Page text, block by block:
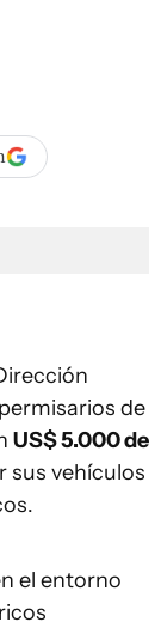
de
US$ 5.000 de
sus vehículos
el entorno